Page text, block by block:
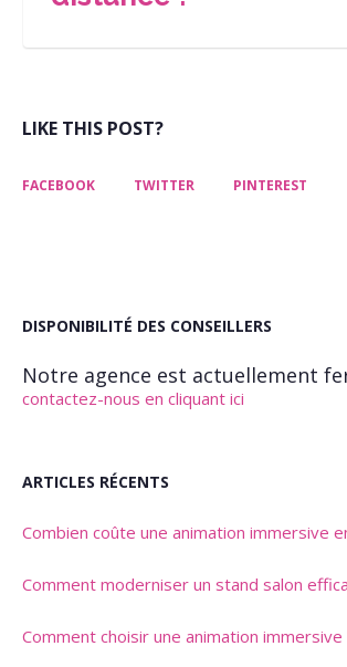
LIKE THIS POST?
FACEBOOK TWITTER PINTEREST
DISPONIBILITÉ DES CONSEILLERS
Notre agence est actuellement
contactez-nous en cliquant ici
ARTICLES RÉCENTS
Combien coûte une animation immersive
Comment moderniser un stand salon
Comment choisir une animation immersive